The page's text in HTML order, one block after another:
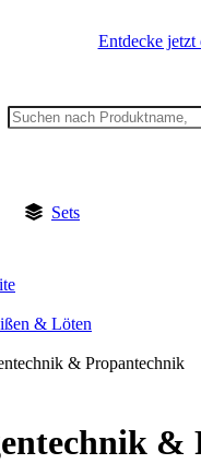
Entdecke jetzt
Sets
& Löten
& Propantechnik
&